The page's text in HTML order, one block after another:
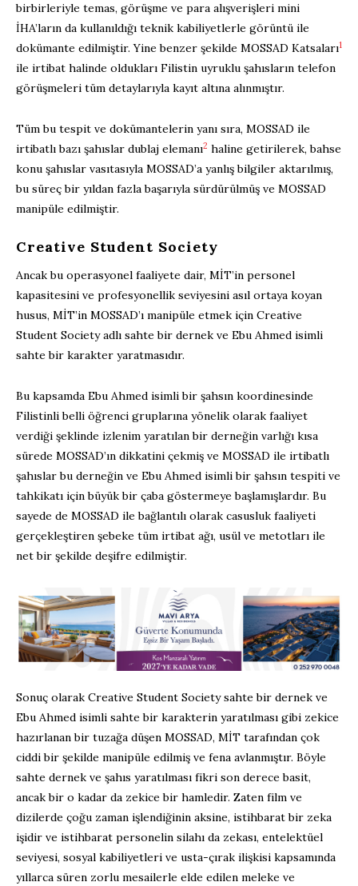
birbirleriyle temas, görüşme ve para alışverişleri mini
İHA’ların da kullanıldığı teknik kabiliyetlerle görüntü ile
dokümante edilmiştir. Yine benzer şekilde MOSSAD Katsaları1
ile irtibat halinde oldukları Filistin uyruklu şahısların telefon
görüşmeleri tüm detaylarıyla kayıt altına alınmıştır.
Tüm bu tespit ve dokümantelerin yanı sıra, MOSSAD ile
irtibatlı bazı şahıslar dublaj elemanı2 haline getirilerek, bahse
konu şahıslar vasıtasıyla MOSSAD’a yanlış bilgiler aktarılmış,
bu süreç bir yıldan fazla başarıyla sürdürülmüş ve MOSSAD
manipüle edilmiştir.
Creative Student Society
Ancak bu operasyonel faaliyete dair, MİT’in personel
kapasitesini ve profesyonellik seviyesini asıl ortaya koyan
husus, MİT’in MOSSAD’ı manipüle etmek için Creative
Student Society adlı sahte bir dernek ve Ebu Ahmed isimli
sahte bir karakter yaratmasıdır.
Bu kapsamda Ebu Ahmed isimli bir şahsın koordinesinde
Filistinli belli öğrenci gruplarına yönelik olarak faaliyet
verdiği şeklinde izlenim yaratılan bir derneğin varlığı kısa
sürede MOSSAD’ın dikkatini çekmiş ve MOSSAD ile irtibatlı
şahıslar bu derneğin ve Ebu Ahmed isimli bir şahsın tespiti ve
tahkikatı için büyük bir çaba göstermeye başlamışlardır. Bu
sayede de MOSSAD ile bağlantılı olarak casusluk faaliyeti
gerçekleştiren şebeke tüm irtibat ağı, usül ve metotları ile
net bir şekilde deşifre edilmiştir.
Sonuç olarak Creative Student Society sahte bir dernek ve
Ebu Ahmed isimli sahte bir karakterin yaratılması gibi zekice
hazırlanan bir tuzağa düşen MOSSAD, MİT tarafından çok
ciddi bir şekilde manipüle edilmiş ve fena avlanmıştır. Böyle
sahte dernek ve şahıs yaratılması fikri son derece basit,
ancak bir o kadar da zekice bir hamledir. Zaten film ve
dizilerde çoğu zaman işlendiğinin aksine, istihbarat bir zeka
işidir ve istihbarat personelin silahı da zekası, entelektüel
seviyesi, sosyal kabiliyetleri ve usta-çırak ilişkisi kapsamında
yıllarca süren zorlu mesailerle elde edilen meleke ve